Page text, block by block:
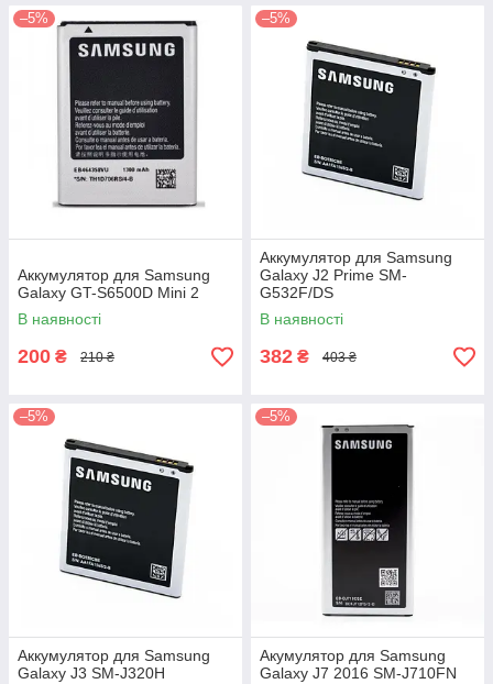
–5%
Аккумулятор для Samsung
Galaxy GT-S6500D Mini 2
В наявності
200 ₴ 210 ₴
–5%
Аккумулятор для Samsung
Galaxy J2 Prime SM-
G532F/DS
В наявності
382 ₴ 403 ₴
–5%
Аккумулятор для Samsung
Galaxy J3 SM-J320H
–5%
Акумулятор для Samsung
Galaxy J7 2016 SM-J710FN